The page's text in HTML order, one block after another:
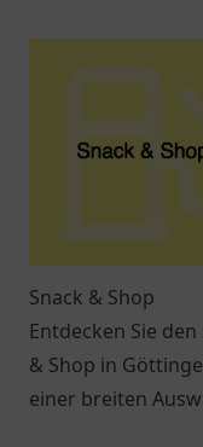
leicht erreichbar.
Snack & Shop
Entdecken Sie den
& Shop in
einer breiten